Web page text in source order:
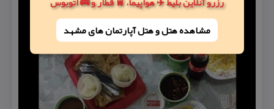
مشاهده هتل و هتل‌ آپارتمان های مشهد